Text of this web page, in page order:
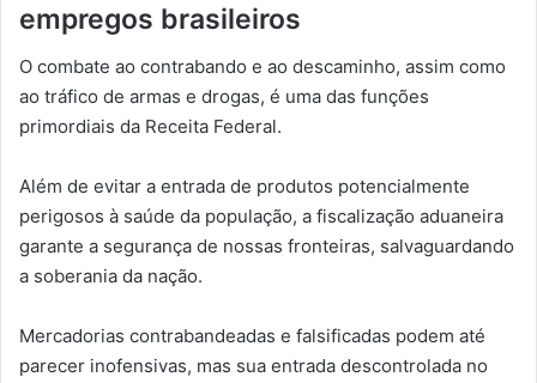
empregos brasileiros
O combate ao contrabando e ao descaminho, assim como
ao tráfico de armas e drogas, é uma das funções
primordiais da Receita Federal.
Além de evitar a entrada de produtos potencialmente
perigosos à saúde da população, a fiscalização aduaneira
garante a segurança de nossas fronteiras, salvaguardando
a soberania da nação.
Mercadorias contrabandeadas e falsificadas podem até
parecer inofensivas, mas sua entrada descontrolada no